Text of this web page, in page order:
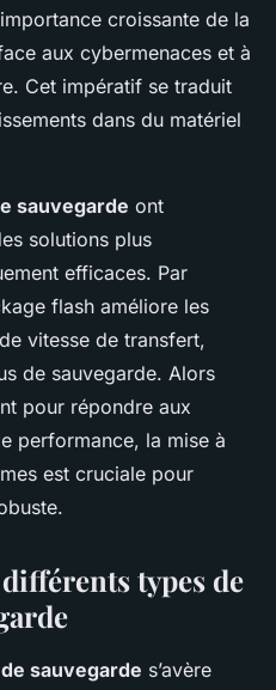
croissante de la
aux cybermenaces et à
Cet impératif se traduit
dans du matériel
sauvegarde ont
solutions plus
efficaces. Par
flash améliore les
vitesse de transfert,
de sauvegarde. Alors
pour répondre aux
performance, la mise à
est cruciale pour
types de
sauvegarde s’avère